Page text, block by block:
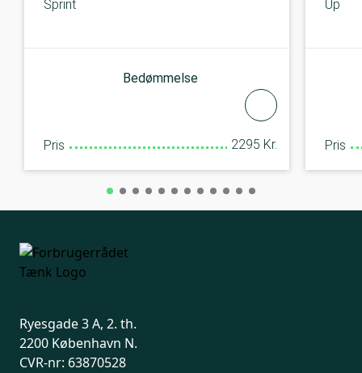
Sprint
Bedømmelse
Pris 2295 Kr.
Up
Pris
Ryesgade 3 A, 2. th.
2200 København N.
CVR-nr: 63870528